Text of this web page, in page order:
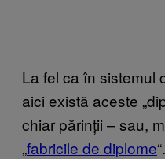
La fel ca în sistemul
aici există aceste
chiar părinții – sau,
„fabricile de diplome